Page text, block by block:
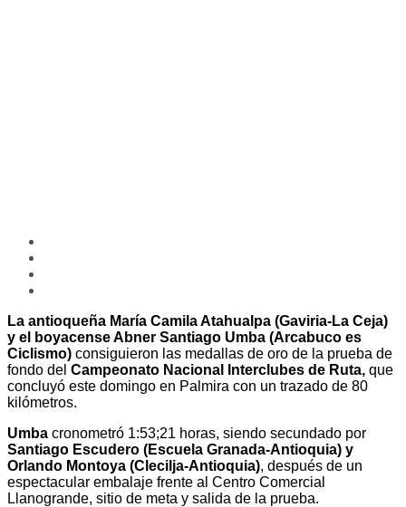
La antioqueña María Camila Atahualpa (Gaviria-La Ceja)
y el boyacense Abner Santiago Umba (Arcabuco es
Ciclismo) consiguieron las medallas de oro de la prueba de
fondo del Campeonato Nacional Interclubes de Ruta, que
concluyó este domingo en Palmira con un trazado de 80
kilómetros.
Umba cronometró 1:53;21 horas, siendo secundado por
Santiago Escudero (Escuela Granada-Antioquia) y
Orlando Montoya (Clecilja-Antioquia), después de un
espectacular embalaje frente al Centro Comercial
Llanogrande, sitio de meta y salida de la prueba.